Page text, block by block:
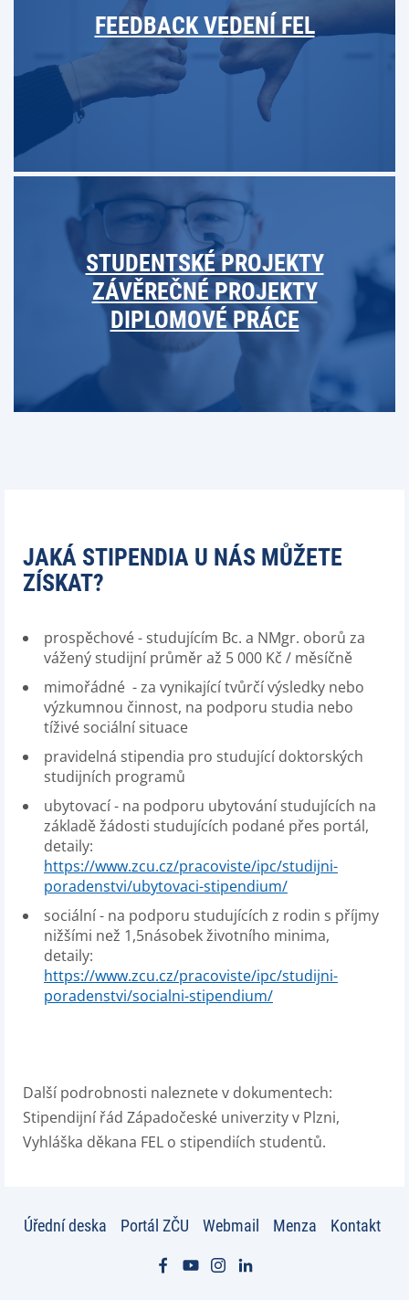
FEEDBACK VEDENÍ FEL
STUDENTSKÉ PROJEKTY
ZÁVĚREČNÉ PROJEKTY
DIPLOMOVÉ PRÁCE
JAKÁ STIPENDIA U NÁS MŮŽETE
ZÍSKAT?
prospěchové - studujícím Bc. a NMgr. oborů za
vážený studijní průměr až 5 000 Kč / měsíčně
mimořádné - za vynikající tvůrčí výsledky nebo
výzkumnou činnost, na podporu studia nebo
tíživé sociální situace
pravidelná stipendia pro studující doktorských
studijních programů
ubytovací - na podporu ubytování studujících na
základě žádosti studujících podané přes portál,
detaily:
https://www.zcu.cz/pracoviste/ipc/studijni-
poradenstvi/ubytovaci-stipendium/
sociální - na podporu studujících z rodin s příjmy
nižšími než 1,5násobek životního minima,
detaily:
https://www.zcu.cz/pracoviste/ipc/studijni-
poradenstvi/socialni-stipendium/
Další podrobnosti naleznete v dokumentech:
Stipendijní řád Západočeské univerzity v Plzni,
Vyhláška děkana FEL o stipendiích studentů.
Úřední deska Portál ZČU Webmail Menza Kontakt